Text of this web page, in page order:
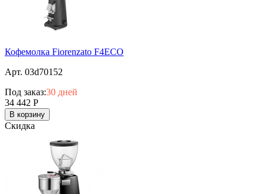
Кофемолка Fiorenzato F4ECO
Арт. 03d70152
Под заказ:30 дней
34 442 Р
В корзину
Скидка